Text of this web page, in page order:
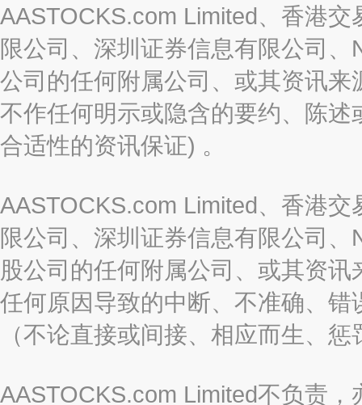
AASTOCKS.com Limited、香港
限公司、深圳证券信息有限公司
公司的任何附属公司、或其资讯
不作任何明示或隐含的要约、陈
合适性的资讯保证) 。
AASTOCKS.com Limited、香港
限公司、深圳证券信息有限公司
股公司的任何附属公司、或其资
任何原因导致的中断、不准确、
（不论直接或间接、相应而生、
AASTOCKS.com Limited不负责